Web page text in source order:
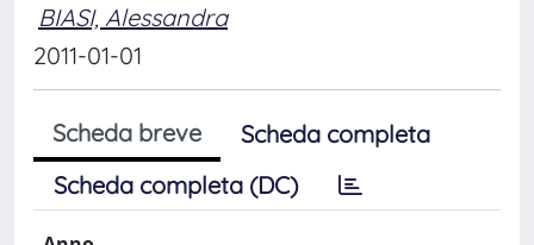
BIASI, Alessandra
2011-01-01
Scheda breve
Scheda completa
Scheda completa (DC)